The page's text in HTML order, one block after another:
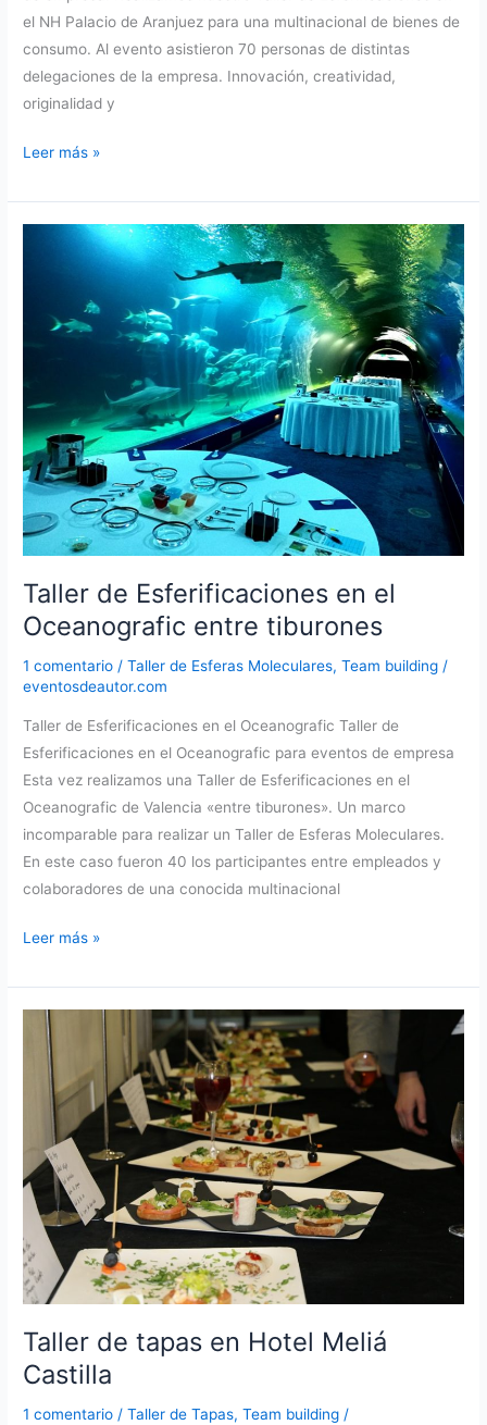
el NH Palacio de Aranjuez para una multinacional de bienes de
consumo. Al evento asistieron 70 personas de distintas
delegaciones de la empresa. Innovación, creatividad,
originalidad y
Taller
Esferificaciones
Palacio
Leer más »
Taller de Esferificaciones en el
Oceanografic entre tiburones
1 comentario /Taller de Esferas Moleculares,Team building /
eventosdeautor.com
Taller de Esferificaciones en el Oceanografic Taller de
Esferificaciones en el Oceanografic para eventos de empresa
Esta vez realizamos una Taller de Esferificaciones en el
Oceanografic de Valencia «entre tiburones». Un marco
incomparable para realizar un Taller de Esferas Moleculares.
En este caso fueron 40 los participantes entre empleados y
colaboradores de una conocida multinacional
Taller
Esferificaciones
Oceanografic
entre
tiburones
Leer más »
Taller de tapas en Hotel Meliá
Castilla
1 comentario /Taller de Tapas,Team building /